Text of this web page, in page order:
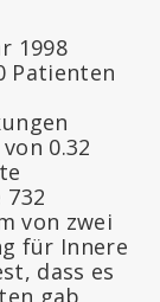
1998
Patienten
0.32
von zwei
für Innere
dass es
gab